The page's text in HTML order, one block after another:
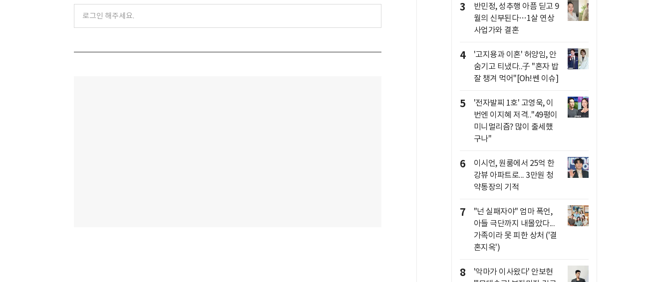
3
반민정, 성추행 아픔 딛고 9
월의 신부된다…1살 연상
사업가와 결혼
4
'고지용과 이혼' 허양임, 안
숨기고 티냈다..子 "혼자 밥
잘 챙겨 먹어"[Oh!쎈 이슈]
5
'전자발찌 1호' 고영욱, 이
번엔 이지혜 저격.."49평이
미니멀리즘? 많이 출세했
구나"
6
이시언, 원룸에서 25억 한
강뷰 아파트로... 3만원 청
약통장의 기적
7
"넌 실패자야" 엄마 폭언,
아들 극단까지 내몰았다...
가족이라 못 피한 상처 ('결
혼지옥')
8
'악마가 이사왔다' 안보현